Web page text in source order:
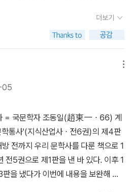
과거 문학에서부터 현대 문학까지 대
으로 다 안다고 말하진 마라. 많은 분
정도에 불과한 지식이니 말이다. 더 자
침 될 때 우리의 문학의 과거와 현재
전공하는 모든 사람에게 이 책을 추
더보기
= 국문학자 조동일(趙東一ㆍ66) 계
통사'(지식산업사ㆍ전6권)의 제4판
전까지 우리 문학사를 다룬 책으로 1
5권으로 제1판을 낸 바 있다. 이후 1
을 냈다가 이번에 내용을 보완해 제